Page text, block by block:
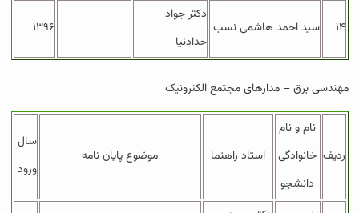
۱۴ سید احمد هاشمی نسب
دکتر جواد
حدادنیا
۱۳۹۶
مهندسی برق – مدارهای مجتمع الکترونیک
ردیف
نام و نام
خانوادگی
دانشجو
استاد راهنما موضوع پایان نامه
سال
ورود